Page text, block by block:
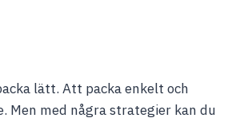
lätt. Att packa enkelt och
Men med några strategier kan du